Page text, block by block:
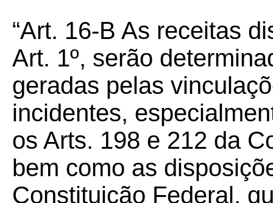
“Art. 16-B As receitas
Art. 1º, serão
geradas pelas
incidentes,
os Arts. 198 e 212 da
bem como as
Constituição Federal,